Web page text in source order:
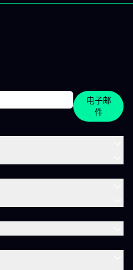
不是市井杂音。 IVLite的一天
07:45 晨间简报 开盘前设定今日
确关注点、操作情景、失效
时，科学跟随。 22:05 市场回
山寨币 大宗商品：黄金、原
World 免费、IVLite、VIP：如
与VIP之间。如果你想获取实用
选择。 你会获得 免费 IVLite
电子邮
件